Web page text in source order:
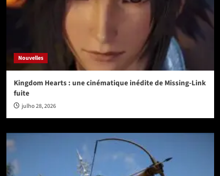
Nouvelles
Kingdom Hearts : une cinématique inédite de Missing-Link
fuite
julho 28, 2026